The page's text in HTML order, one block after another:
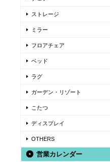
ストレージ
ミラー
フロアチェア
ベッド
ラグ
ガーデン・リゾート
こたつ
ディスプレイ
OTHERS
営業カレンダー